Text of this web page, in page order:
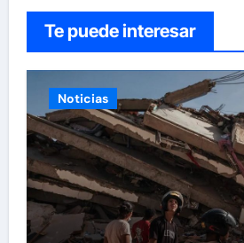
Te puede interesar
Noticias